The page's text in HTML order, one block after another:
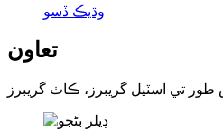
وڌيڪ ڏسو
تعاون